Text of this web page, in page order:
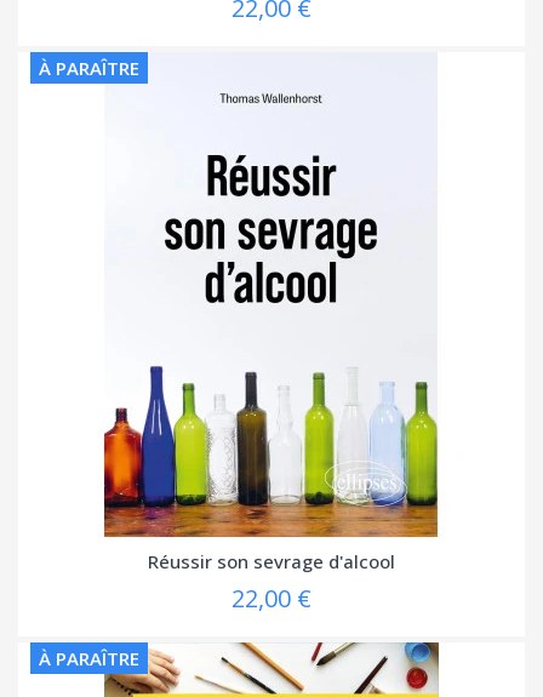
22,00 €
À PARAÎTRE
Réussir son sevrage d'alcool
22,00 €
À PARAÎTRE